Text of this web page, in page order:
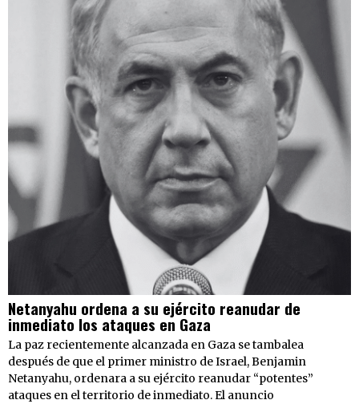
Netanyahu ordena a su ejército reanudar de
inmediato los ataques en Gaza
La paz recientemente alcanzada en Gaza se tambalea
después de que el primer ministro de Israel, Benjamin
Netanyahu, ordenara a su ejército reanudar “potentes”
ataques en el territorio de inmediato. El anuncio